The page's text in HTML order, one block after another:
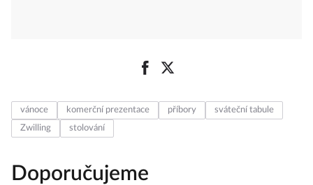
vánoce komerční prezentace příbory
sváteční tabule
Zwilling
stolování
Doporučujeme